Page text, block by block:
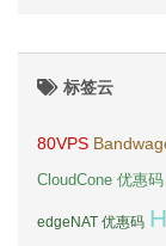
标签云
80VPS
CloudCone 优惠码
edgeNAT 优惠码